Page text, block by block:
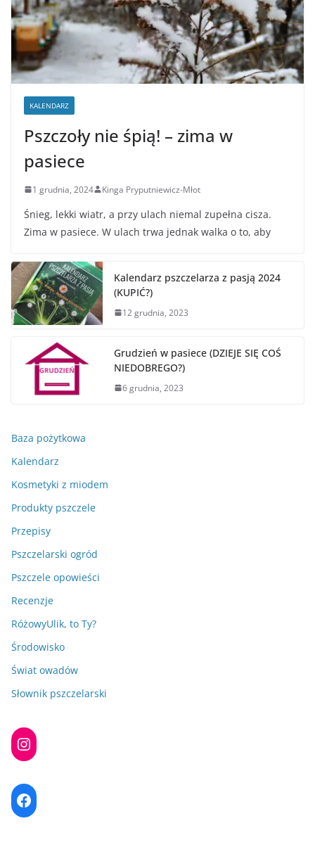
KALENDARZ
Pszczoły nie śpią! – zima w
pasiece
1 grudnia, 2024 Kinga Pryputniewicz-Młot
Śnieg, lekki wiatr, a przy ulach niemal zupełna cisza.
Zima w pasiece. W ulach trwa jednak walka o to, aby
Kalendarz pszczelarza z pasją 2024
(KUPIĆ?)
12 grudnia, 2023
Grudzień w pasiece (DZIEJE SIĘ COŚ
NIEDOBREGO?)
6 grudnia, 2023
Baza pożytkowa
Kalendarz
Kosmetyki z miodem
Produkty pszczele
Przepisy
Pszczelarski ogród
Pszczele opowieści
Recenzje
RóżowyUlik, to Ty?
Środowisko
Świat owadów
Słownik pszczelarski
Instagram
Facebook